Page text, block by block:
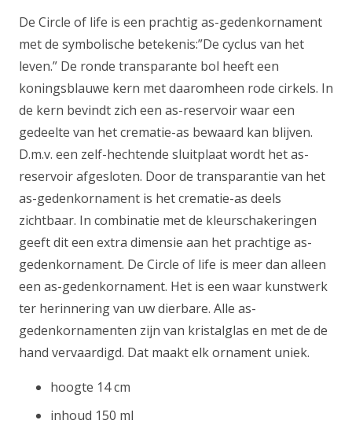
De Circle of life is een prachtig as-gedenkornament
met de symbolische betekenis:”De cyclus van het
leven.” De ronde transparante bol heeft een
koningsblauwe kern met daaromheen rode cirkels. In
de kern bevindt zich een as-reservoir waar een
gedeelte van het crematie-as bewaard kan blijven.
D.m.v. een zelf-hechtende sluitplaat wordt het as-
reservoir afgesloten. Door de transparantie van het
as-gedenkornament is het crematie-as deels
zichtbaar. In combinatie met de kleurschakeringen
geeft dit een extra dimensie aan het prachtige as-
gedenkornament. De Circle of life is meer dan alleen
een as-gedenkornament. Het is een waar kunstwerk
ter herinnering van uw dierbare. Alle as-
gedenkornamenten zijn van kristalglas en met de de
hand vervaardigd. Dat maakt elk ornament uniek.
hoogte 14 cm
inhoud 150 ml